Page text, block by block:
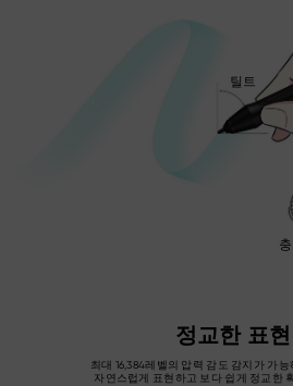
틸트
정교한 표현
최대 16,384레벨의 압력 감도 감지가 가
자연스럽게 표현하고 보다 쉽게 정교한